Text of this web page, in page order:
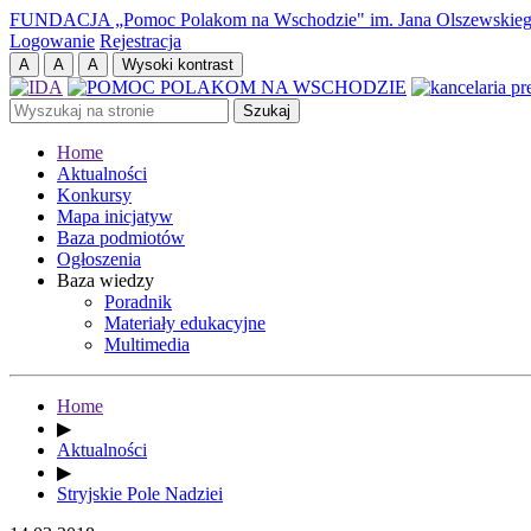
FUNDACJA „Pomoc Polakom na Wschodzie" im. Jana
Logowanie Rejestracja
Home
Aktualności
Konkursy
Mapa inicjatyw
Baza podmiotów
Ogłoszenia
Baza wiedzy
Poradnik
Materiały edukacyjne
Multimedia
Home
▶
Aktualności
▶
Stryjskie Pole Nadziei